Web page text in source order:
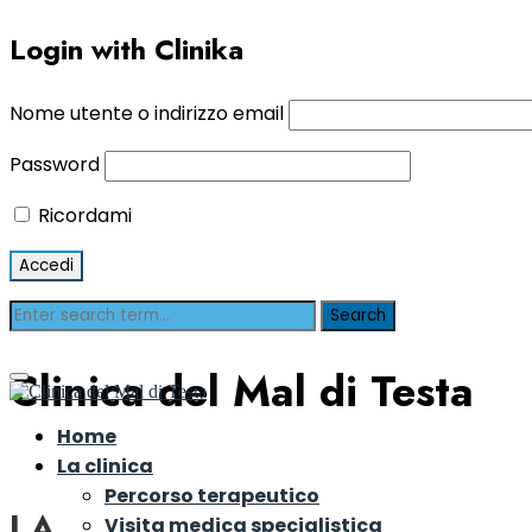
Login with Clinika
Nome utente o indirizzo email
Password
Ricordami
Home
La clinica
Percorso terapeutico
Visita medica specialistica
Clinica del Mal di Testa